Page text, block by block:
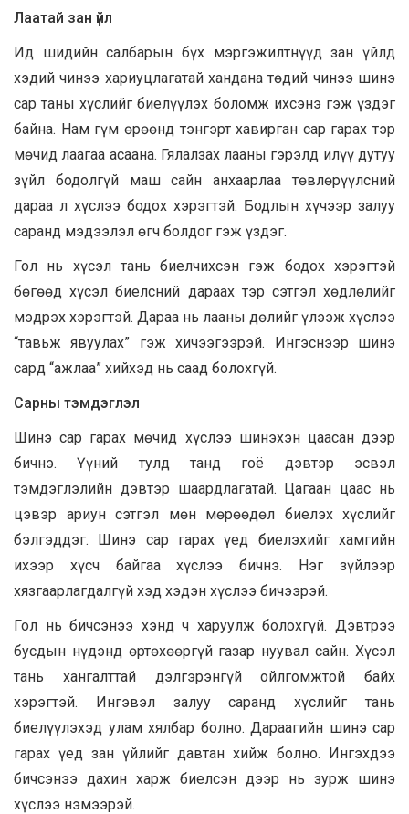
Лаатай зан үйл
Ид шидийн салбарын бүх мэргэжилтнүүд зан үйлд
хэдий чинээ хариуцлагатай хандана төдий чинээ шинэ
сар таны хүслийг биелүүлэх боломж ихсэнэ гэж үздэг
байна. Нам гүм өрөөнд тэнгэрт хавирган сар гарах тэр
мөчид лаагаа асаана. Гялалзах лааны гэрэлд илүү дутуу
зүйл бодолгүй маш сайн анхаарлаа төвлөрүүлсний
дараа л хүслээ бодох хэрэгтэй. Бодлын хүчээр залуу
саранд мэдээлэл өгч болдог гэж үздэг.
Гол нь хүсэл тань биелчихсэн гэж бодох хэрэгтэй
бөгөөд хүсэл биелсний дараах тэр сэтгэл хөдлөлийг
мэдрэх хэрэгтэй. Дараа нь лааны дөлийг үлээж хүслээ
“тавьж явуулах” гэж хичээгээрэй. Ингэснээр шинэ
сард “ажлаа” хийхэд нь саад болохгүй.
Сарны тэмдэглэл
Шинэ сар гарах мөчид хүслээ шинэхэн цаасан дээр
бичнэ. Үүний тулд танд гоё дэвтэр эсвэл
тэмдэглэлийн дэвтэр шаардлагатай. Цагаан цаас нь
цэвэр ариун сэтгэл мөн мөрөөдөл биелэх хүслийг
бэлгэддэг. Шинэ сар гарах үед биелэхийг хамгийн
ихээр хүсч байгаа хүслээ бичнэ. Нэг зүйлээр
хязгаарлагдалгүй хэд хэдэн хүслээ бичээрэй.
Гол нь бичсэнээ хэнд ч харуулж болохгүй. Дэвтрээ
бусдын нүдэнд өртөхөөргүй газар нуувал сайн. Хүсэл
тань хангалттай дэлгэрэнгүй ойлгомжтой байх
хэрэгтэй. Ингэвэл залуу саранд хүслийг тань
биелүүлэхэд улам хялбар болно. Дараагийн шинэ сар
гарах үед зан үйлийг давтан хийж болно. Ингэхдээ
бичсэнээ дахин харж биелсэн дээр нь зурж шинэ
хүслээ нэмээрэй.